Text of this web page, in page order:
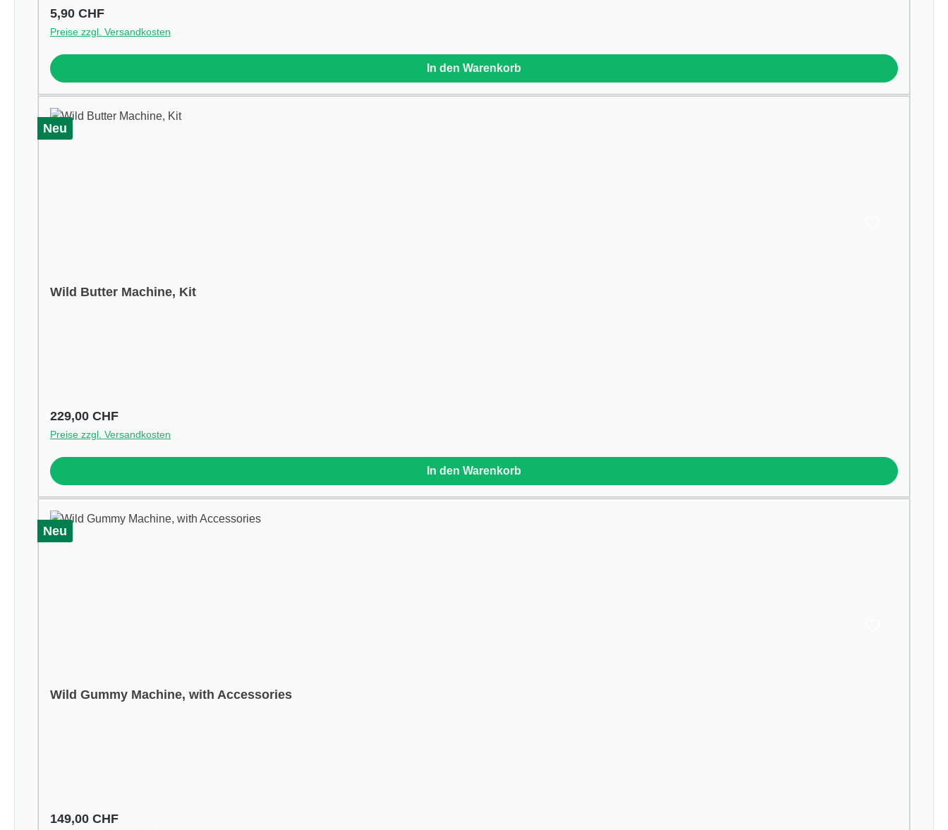
Regulärer Preis:
5,90 CHF
Preise zzgl. Versandkosten
In den Warenkorb
Neu
Wild Butter Machine, Kit
Regulärer Preis:
229,00 CHF
Preise zzgl. Versandkosten
In den Warenkorb
Neu
Wild Gummy Machine, with Accessories
Regulärer Preis:
149,00 CHF